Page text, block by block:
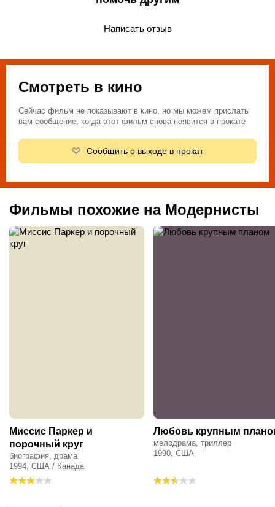
Написать отзыв
Смотреть в кино
Сейчас фильм не показывают в кино, но мы можем прислать
вам сообщение, когда этот фильм снова появится в прокате
Сообщить о выходе в прокат
Фильмы похожие на Модернисты
Миссис Паркер и
порочный круг
биография, драма
1994, США / Канада
Любовь крупным
мелодрама, триллер
1990, США